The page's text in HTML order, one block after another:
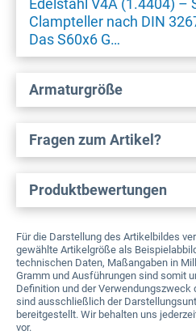
Edelstahl V4A (1.4404) –
Clampteller nach DIN
Das S60x6 G…
Armaturgröße
Fragen zum Artikel?
Produktbewertungen
Für die Darstellung des Artikelbildes
gewählte Artikelgröße als
technischen Daten, Maßangaben in
Gramm und Ausführungen sind somit
Definition und der
sind ausschließlich der
bereitgestellt. Wir behalten uns
vor.